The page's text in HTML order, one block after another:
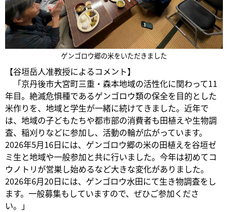
ゲンゴロウ郷の米をいただきました
【谷垣岳人准教授によるコメント】
「京丹後市大宮町三重・森本地域の活性化に関わって11
年目。絶滅危惧種であるゲンゴロウ類の保全を目的とした
米作りを、地域と学生が一緒に続けてきました。近年で
は、地域の子どもたちや都市部の消費者も田植えや生物調
査、稲刈りなどに参加し、活動の輪が広がっています。
2026年5月16日には、ゲンゴロウ郷の米の田植えを谷垣ゼ
ミ生と地域や一般参加と共に行いました。今年は初めてコ
ウノトリが営巣し始めるなど大きな変化がありました。
2026年6月20日には、ゲンゴロウ水田にて生き物調査をし
ます。一般募集もしていますので、ぜひご参加くださ
い。」